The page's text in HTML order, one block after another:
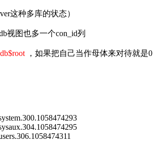
这种多库的状态）
视图也多一个con_id列
，如果把自己当作母体来对待就是0